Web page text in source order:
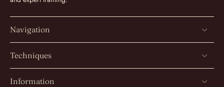
Navigation
Techniques
Information